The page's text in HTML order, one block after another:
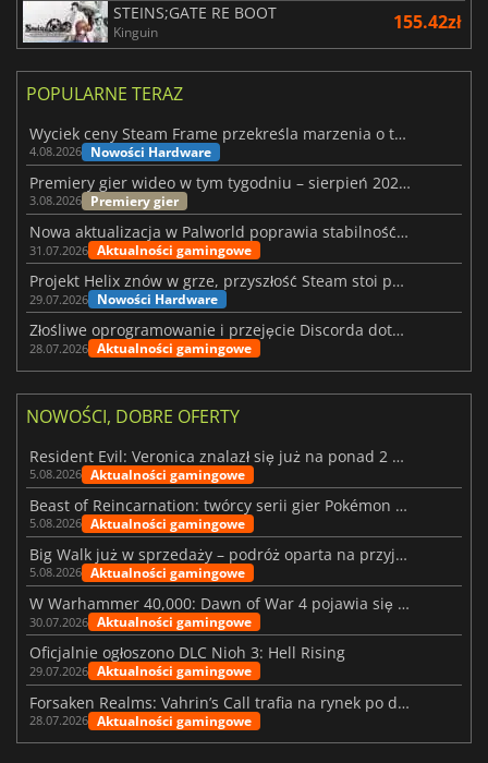
STEINS;GATE RE BOOT
Kinguin 155.42zł
POPULARNE TERAZ
Wyciek ceny Steam Frame przekreśla marzenia o tanim zestawie VR
4.08.2026 Nowości Hardware
Premiery gier wideo w tym tygodniu – sierpień 2026 r. (32. tydzień)
3.08.2026 Premiery gier
Nowa aktualizacja w Palworld poprawia stabilność Sunreach i walk z bossami
31.07.2026 Aktualności gamingowe
Projekt Helix znów w grze, przyszłość Steam stoi pod znakiem zapytania
29.07.2026 Nowości Hardware
Złośliwe oprogramowanie i przejęcie Discorda dotknęły Meccha Chameleon
28.07.2026 Aktualności gamingowe
NOWOŚCI, DOBRE OFERTY
Resident Evil: Veronica znalazł się już na ponad 2 milionach list życzeń
5.08.2026 Aktualności gamingowe
Beast of Reincarnation: twórcy serii gier Pokémon wkraczają na nową ścieżkę
5.08.2026 Aktualności gamingowe
Big Walk już w sprzedaży – podróż oparta na przyjaźni
5.08.2026 Aktualności gamingowe
W Warhammer 40,000: Dawn of War 4 pojawia się frakcja Nekronów
30.07.2026 Aktualności gamingowe
Oficjalnie ogłoszono DLC Nioh 3: Hell Rising
29.07.2026 Aktualności gamingowe
Forsaken Realms: Vahrin’s Call trafia na rynek po dziesięciu latach prac
28.07.2026 Aktualności gamingowe